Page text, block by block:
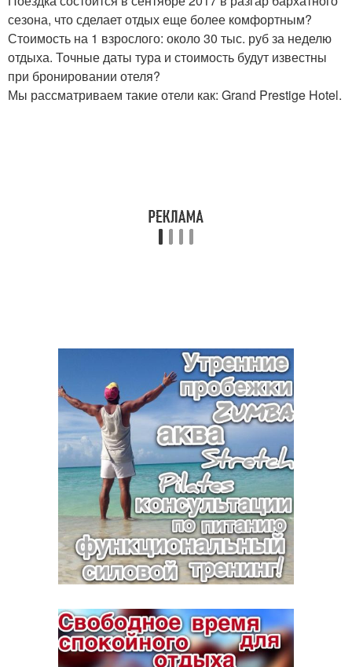
сезона, что сделает отдых еще более комфортным?
Стоимость на 1 взрослого: около 30 тыс. руб за неделю
отдыха. Точные даты тура и стоимость будут известны
при бронировании отеля?
Мы рассматриваем такие отели как: Grand Prestige Hotel.